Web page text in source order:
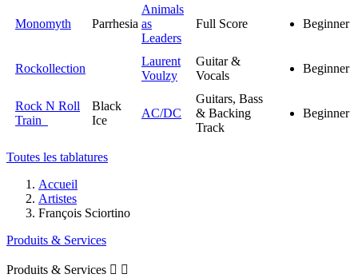
Monomyth Parrhesia
Animals
as
Leaders
Full Score Beginner
Rockollection
Laurent
Voulzy
Guitar &
Vocals
Beginner
Rock N Roll
Train
Black
Ice
AC/DC
Guitars, Bass
& Backing
Track
Beginner
Toutes les tablatures
Accueil
Artistes
François Sciortino
Produits & Services
Produits & Services  